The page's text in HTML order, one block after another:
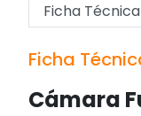
Ficha Técnica
Ficha
Cámara